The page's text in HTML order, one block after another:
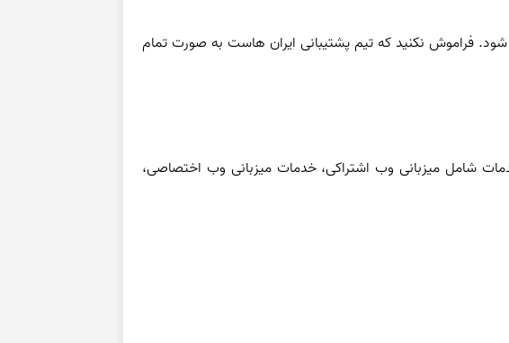
فراموش نکنید که تیم پشتیبانی ایران هاست به صورت تمام
شامل میزبانی وب اشتراکی، خدمات میزبانی وب اختصاصی،